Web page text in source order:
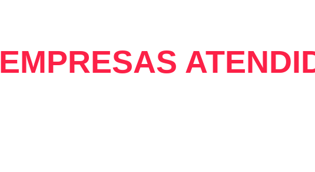
EMPRESAS